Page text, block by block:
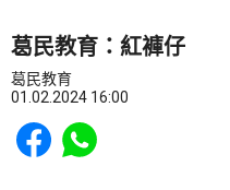
葛民教育：紅褲仔
葛民教育
01.02.2024 16:00
Share to Facebook
Share to WhatsApp